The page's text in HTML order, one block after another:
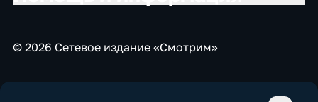
© 2026 Сетевое издание «Смотрим»